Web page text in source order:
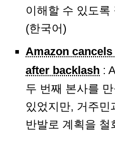
이해할 수 있도록
(한국어)
Amazon
after backlash :
두 번째 본사를
있었지만, 거주민
반발로 계획을 철